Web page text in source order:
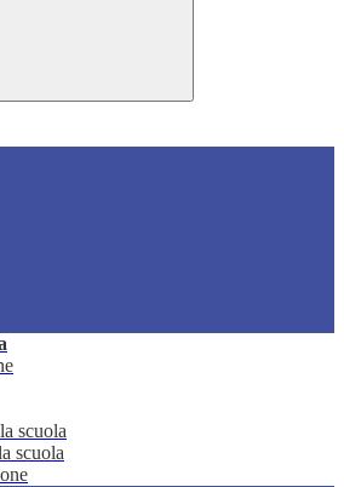
scuola
scuola